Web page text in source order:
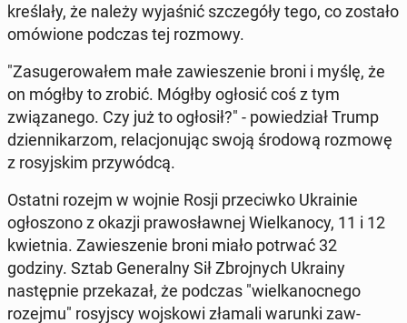
kreślały, że należy wy­jaśnić szczegóły tego, co zostało
omówione podczas tej rozmowy.
"Za­sug­erowałem małe za­w­iesze­nie broni i myślę, że
on mógłby to zrobić. Mógłby ogłosić coś z tym
związanego. Czy już to ogłosił?" - powiedzi­ał Trump
dzi­en­nikar­zom, relacjonu­jąc swoją środową rozmowę
z rosyjskim przy­wód­cą.
Ostatni rozejm w wojnie Rosji prze­ci­wko Ukrainie
ogłos­zono z okazji pra­wosławnej Wielka­nocy, 11 i 12
kwiet­nia. Za­w­iesze­nie broni miało potrwać 32
godziny. Sztab Gen­er­al­ny Sił Zbro­jnych Ukrainy
następ­nie przekazał, że podczas "wielka­noc­nego
rozejmu" rosyjs­cy wo­jskowi złamali warunki za­w­